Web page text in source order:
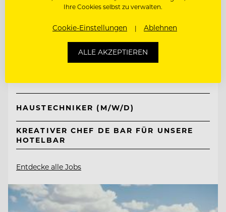
TOP ARBEITGEBER
Neuhaus Zillertal Resort &
ElisabethHotel
HAUSTECHNIKER (M/W/D)
KREATIVER CHEF DE BAR FÜR UNSERE
HOTELBAR
Entdecke alle Jobs
Ihre Cookies selbst zu verwalten.
Cookie-Einstellungen Ablehnen
ALLE AKZEPTIEREN